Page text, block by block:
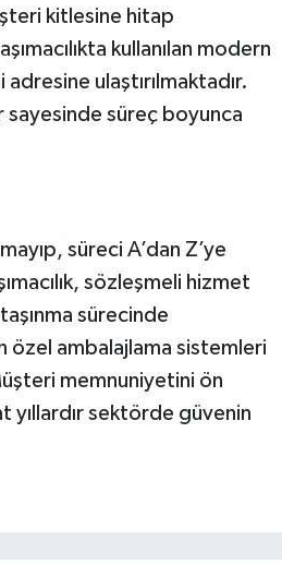
kitlesine hitap
kullanılan modern
ulaştırılmaktadır.
sayesinde süreç boyunca
süreci A’dan Z’ye
sözleşmeli hizmet
sürecinde
özel ambalajlama sistemleri
memnuniyetini ön
yıllardır sektörde güvenin